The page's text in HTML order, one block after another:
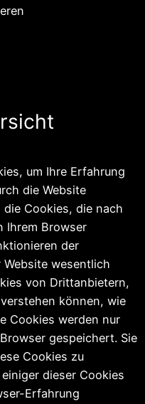
um Ihre Erfahrung
die Website
Cookies, die nach
Ihrem Browser
der
wesentlich
von Drittanbietern,
können, wie
Cookies werden nur
gespeichert. Sie
Cookies zu
dieser Cookies
Erfahrung